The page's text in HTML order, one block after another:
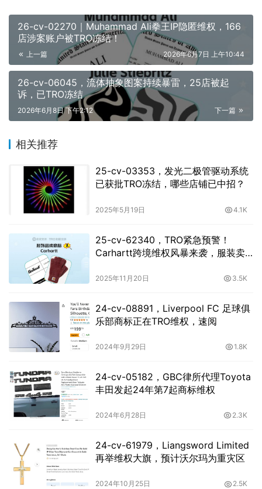
26-cv-02270｜Muhammad Ali拳王IP隐匿维权，166
店涉案账户被TRO冻结！
上一篇 2026年6月7日 上午10:44
26-cv-06045，流体抽象图案持续暴雷，25店被起
诉，已TRO冻结
下一篇
2026年6月8日 下午2:12
相关推荐
25-cv-03353，发光二极管驱动系统
已获批TRO冻结，哪些店铺已中招？
2025年5月19日 4.1K
25-cv-62340，TRO紧急预警！
Carhartt跨境维权风暴来袭，服装卖
2025年11月20日 3.5K
24-cv-08891，Liverpool FC 足球俱
乐部商标正在TRO维权，速阅
2024年9月29日 1.8K
24-cv-05182，GBC律所代理Toyota
丰田发起24年第7起商标维权
2024年6月28日 2.3K
24-cv-61979，Liangsword Limited
再举维权大旗，预计沃尔玛为重灾区
2024年10月25日 2.5K